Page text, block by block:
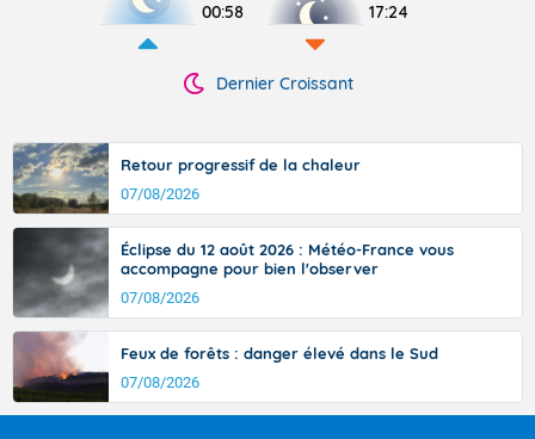
00:58 17:24
Dernier Croissant
Retour progressif de la chaleur
07/08/2026
Éclipse du 12 août 2026 : Météo-France vous
accompagne pour bien l'observer
07/08/2026
Feux de forêts : danger élevé dans le Sud
07/08/2026